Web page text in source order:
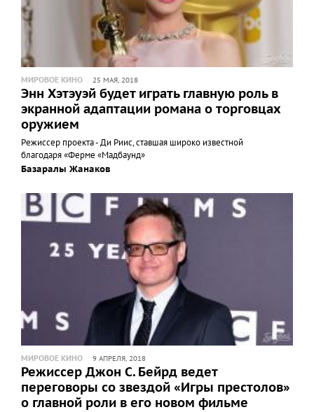
МИРОВОЕ КИНО 25 МАЯ, 2018
Энн Хэтэуэй будет играть главную роль в
экранной адаптации романа о торговцах
оружием
Режиссер проекта - Ди Риис, ставшая широко известной
благодаря «Ферме «Мадбаунд»
Базаралы Жанаков
МИРОВОЕ КИНО 9 АПРЕЛЯ, 2018
Режиссер Джон С. Бейрд ведет
переговоры со звездой «Игры престолов»
о главной роли в его новом фильме